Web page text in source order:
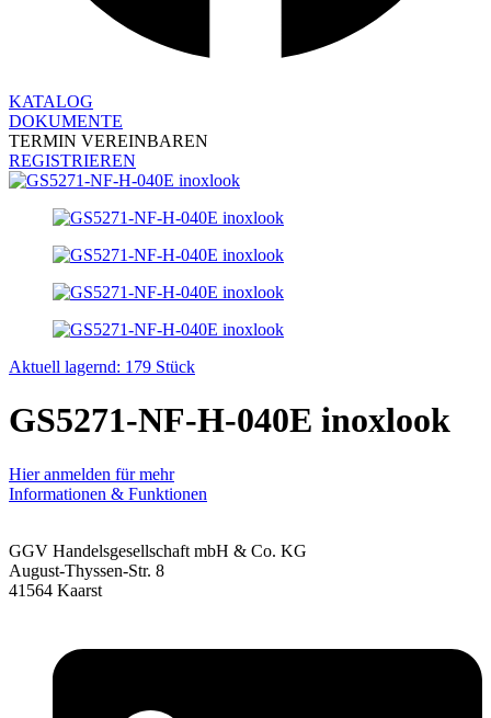
KATALOG
DOKUMENTE
TERMIN VEREINBAREN
REGISTRIEREN
Aktuell lagernd: 179 Stück
GS5271-NF-H-040E inoxlook
Hier anmelden für mehr
Informationen & Funktionen
GGV Handelsgesellschaft mbH & Co. KG
August-Thyssen-Str. 8
41564 Kaarst